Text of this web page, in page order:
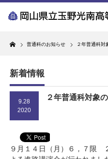
Home
普通科のお知らせ ２年普通科対
新着情報
9.28
2020
２年普通科対象
９月１４日（月）６，７限